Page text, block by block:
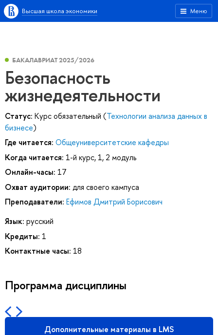
Меню
Высшая школа экономики
БАКАЛАВРИАТ 2025/2026
Безопасность
жизнедеятельности
Статус: Курс обязательный (Технологии анализа данных в
бизнесе)
Где читается: Общеуниверситетские кафедры
Когда читается: 1-й курс, 1, 2 модуль
Онлайн-часы: 17
Охват аудитории: для своего кампуса
Преподаватели: Ефимов Дмитрий Борисович
Язык: русский
Кредиты: 1
Контактные часы: 18
Программа дисциплины
Дополнительные материалы в LMS